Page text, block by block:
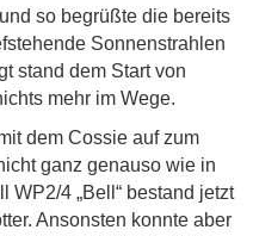
so begrüßte die bereits
Sonnenstrahlen
stand dem Start von
mehr im Wege.
dem Cossie auf zum
ganz genauso wie in
WP2/4 „Bell“ bestand jetzt
Ansonsten konnte aber